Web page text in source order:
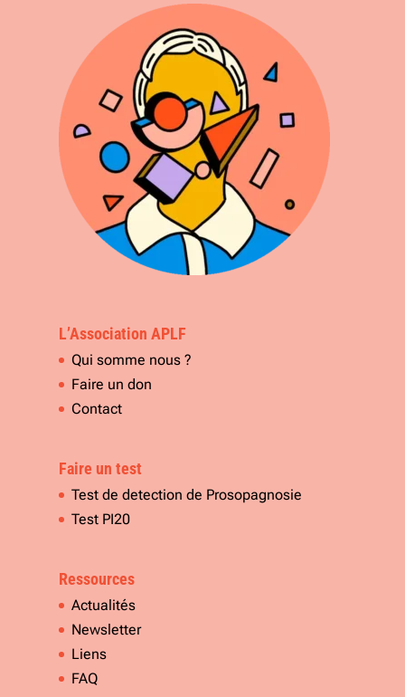
L’Association APLF
Qui somme nous ?
Faire un don
Contact
Faire un test
Test de detection de Prosopagnosie
Test PI20
Ressources
Actualités
Newsletter
Liens
FAQ